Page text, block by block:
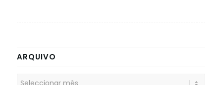
ARQUIVO